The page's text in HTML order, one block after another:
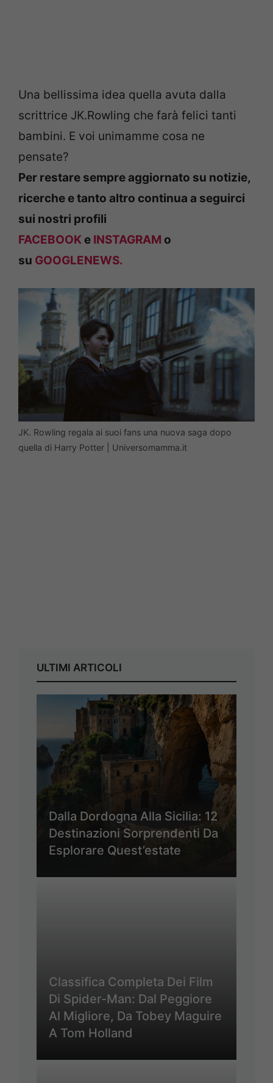
Una bellissima idea quella avuta dalla
scrittrice JK.Rowling che farà felici tanti
bambini. E voi unimamme cosa ne
pensate?
Per restare sempre aggiornato su notizie,
ricerche e tanto altro continua a seguirci
sui nostri profili
FACEBOOK e INSTAGRAM o
su GOOGLENEWS.
JK. Rowling regala ai suoi fans una nuova saga dopo
quella di Harry Potter | Universomamma.it
ULTIMI ARTICOLI
Dalla Dordogna Alla Sicilia: 12
Destinazioni Sorprendenti Da
Esplorare Quest’estate
Classifica Completa Dei Film
Di Spider-Man: Dal Peggiore
Al Migliore, Da Tobey Maguire
A Tom Holland